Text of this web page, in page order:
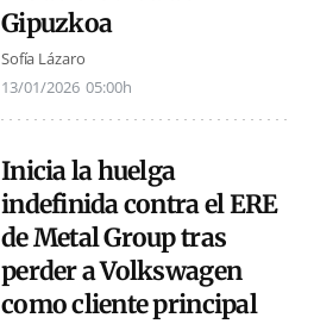
Gipuzkoa
Sofía Lázaro
13/01/2026 05:00h
Inicia la huelga
indefinida contra el ERE
de Metal Group tras
perder a Volkswagen
como cliente principal